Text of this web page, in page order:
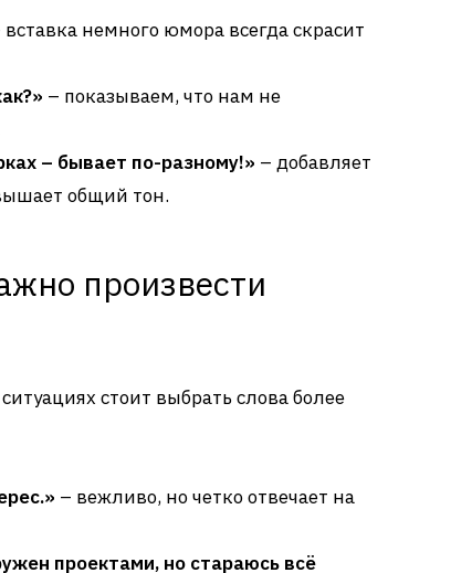
вставка немного юмора всегда скрасит
– показываем, что нам не
– бывает по-разному!» – добавляет
общий тон.
произвести
стоит выбрать слова более
– вежливо, но четко отвечает на
проектами, но стараюсь всё